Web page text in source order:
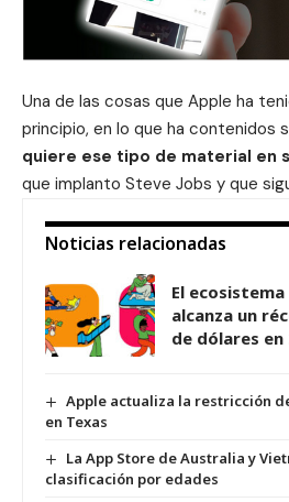
Una de las cosas que Apple ha
principio, en lo que ha contenidos
quiere ese tipo de material en
que implanto Steve Jobs y que
Noticias relacionadas
El
alcanza un
de dólares en
Apple actualiza la restricción
en Texas
La App Store de Australia y
clasificación por edades